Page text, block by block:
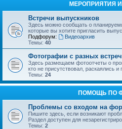
МЕРОПРИЯТИЯ
Встречи выпускников
Здесь можно сообщать о
которые вы хотите пригласить
Подфорум:
Видеоархив
Темы: 40
Фотографии с разных встреч
Здесь размещаем фотоотчеты о
кто не присутствовал, раскаялись
Темы: 24
ПОМОЩЬ ПО
Проблемы со входом на
Пишите здесь, если возникают
Раздел доступен для
Темы: 2